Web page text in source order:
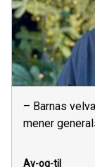
– Barnas
mener
Av-og-til